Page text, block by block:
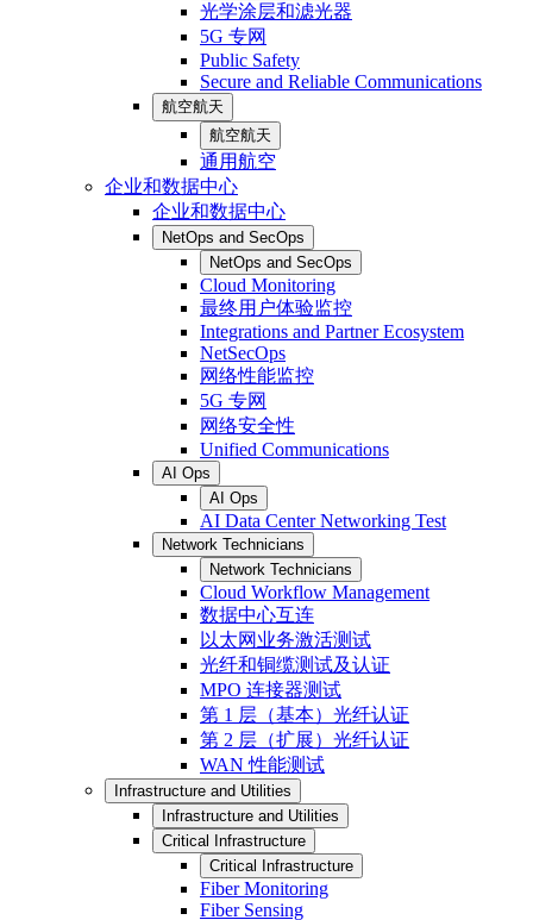
光学涂层和滤光器
5G 专网
Public Safety
Secure and Reliable Communications
航空航天
航空航天
通用航空
企业和数据中心
企业和数据中心
NetOps and SecOps
NetOps and SecOps
Cloud Monitoring
最终用户体验监控
Integrations and Partner Ecosystem
NetSecOps
网络性能监控
5G 专网
网络安全性
Unified Communications
AI Ops
AI Ops
AI Data Center Networking Test
Network Technicians
Network Technicians
Cloud Workflow Management
数据中心互连
以太网业务激活测试
光纤和铜缆测试及认证
MPO 连接器测试
第 1 层（基本）光纤认证
第 2 层（扩展）光纤认证
WAN 性能测试
Infrastructure and Utilities
Infrastructure and Utilities
Critical Infrastructure
Critical Infrastructure
Fiber Monitoring
Fiber Sensing